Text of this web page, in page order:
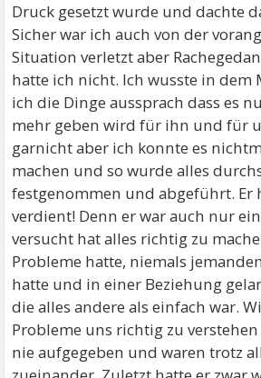
Druck gesetzt wurde und dachte
Sicher war ich auch von der
Situation verletzt aber
hatte ich nicht. Ich wusste in dem
ich die Dinge aussprach dass es
mehr geben wird für ihn und für
garnicht aber ich konnte es
machen und so wurde alles
festgenommen und abgeführt. Er
verdient! Denn er war auch nur
versucht hat alles richtig zu
Probleme hatte, niemals
hatte und in einer Beziehung
die alles andere als einfach war.
Probleme uns richtig zu
nie aufgegeben und waren trotz